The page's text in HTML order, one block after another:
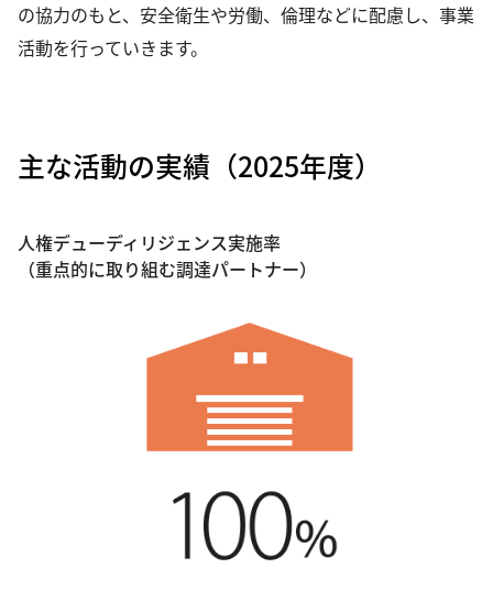
の協力のもと、安全衛生や労働、倫理などに配慮し、事業
活動を行っていきます。
主な活動の実績（2025年度）
人権デューディリジェンス実施率
（重点的に取り組む調達パートナー）